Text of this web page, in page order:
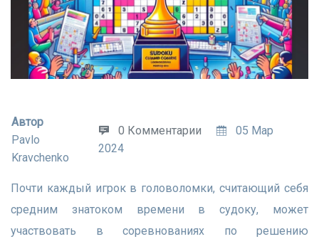
Автор
Pavlo
Kravchenko
0 Комментарии
05 Мар
2024
Почти каждый игрок в головоломки, считающий себя
средним знатоком времени в судоку, может
участвовать в соревнованиях по решению